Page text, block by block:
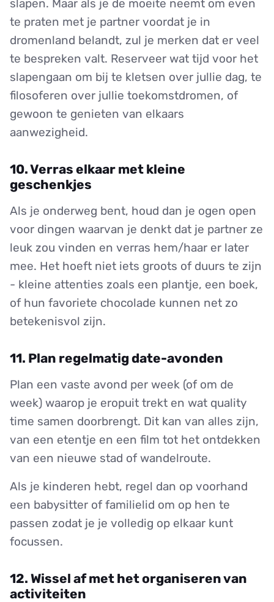
slapen. Maar als je de moeite neemt om even
te praten met je partner voordat je in
dromenland belandt, zul je merken dat er veel
te bespreken valt. Reserveer wat tijd voor het
slapengaan om bij te kletsen over jullie dag, te
filosoferen over jullie toekomstdromen, of
gewoon te genieten van elkaars
aanwezigheid.
10. Verras elkaar met kleine
geschenkjes
Als je onderweg bent, houd dan je ogen open
voor dingen waarvan je denkt dat je partner ze
leuk zou vinden en verras hem/haar er later
mee. Het hoeft niet iets groots of duurs te zijn
- kleine attenties zoals een plantje, een boek,
of hun favoriete chocolade kunnen net zo
betekenisvol zijn.
11. Plan regelmatig date-avonden
Plan een vaste avond per week (of om de
week) waarop je eropuit trekt en wat quality
time samen doorbrengt. Dit kan van alles zijn,
van een etentje en een film tot het ontdekken
van een nieuwe stad of wandelroute.
Als je kinderen hebt, regel dan op voorhand
een babysitter of familielid om op hen te
passen zodat je je volledig op elkaar kunt
focussen.
12. Wissel af met het organiseren van
activiteiten